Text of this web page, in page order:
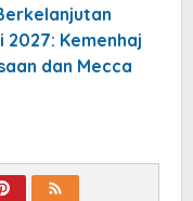
2027: Kemenhaj
dan Mecca